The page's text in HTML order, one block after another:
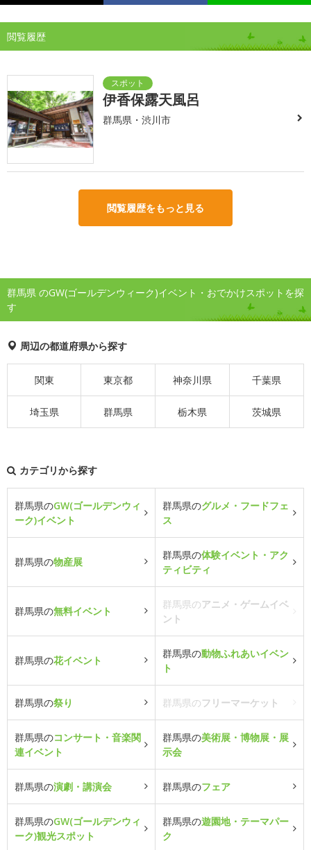
閲覧履歴
伊香保露天風呂
群馬県・渋川市
閲覧履歴をもっと見る
群馬県 のGW(ゴールデンウィーク)イベント・おでかけスポットを探
す
周辺の都道府県から探す
関東 東京都 神奈川県 千葉県
埼玉県 群馬県 栃木県 茨城県
カテゴリから探す
群馬県のGW(ゴールデンウィ
ーク)イベント
群馬県のグルメ・フードフェ
ス
群馬県の物産展
群馬県の体験イベント・アク
ティビティ
群馬県の無料イベント
群馬県のアニメ・ゲームイベ
ント
群馬県の花イベント
群馬県の動物ふれあいイベン
ト
群馬県の祭り 群馬県のフリーマーケット
群馬県のコンサート・音楽関
連イベント
群馬県の美術展・博物展・展
示会
群馬県の演劇・講演会 群馬県のフェア
群馬県のGW(ゴールデンウィ
ーク)観光スポット
群馬県の遊園地・テーマパー
ク